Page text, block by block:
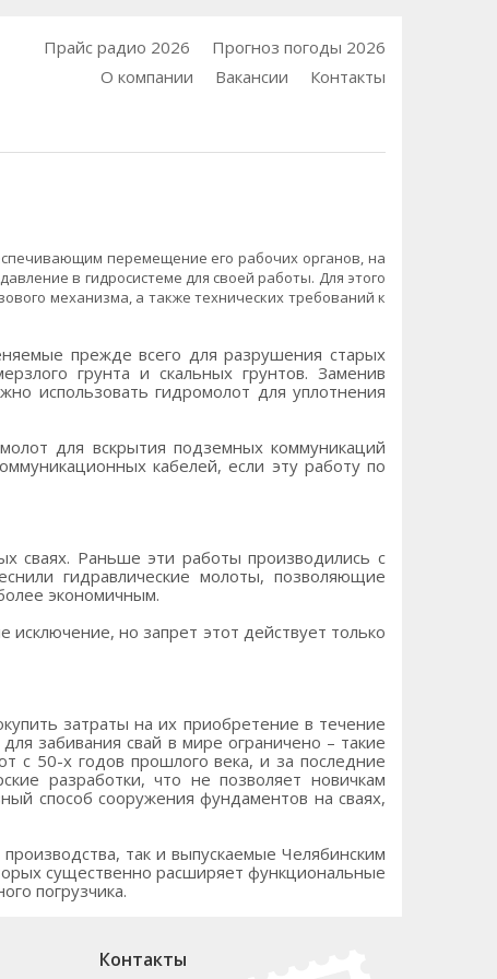
Прайс радио 2026
Прогноз погоды 2026
О компании
Вакансии Контакты
перемещение его рабочих органов, на
в гидросистеме для своей работы. Для этого
механизма, а также технических требований к
прежде всего для разрушения старых
грунта и скальных грунтов. Заменив
использовать гидромолот для уплотнения
для вскрытия подземных коммуникаций
кабелей, если эту работу по
сваях. Раньше эти работы производились с
гидравлические молоты, позволяющие
экономичным.
но запрет этот действует только
затраты на их приобретение в течение
забивания свай в мире ограничено – такие
50-х годов прошлого века, и за последние
разработки, что не позволяет новичкам
способ сооружения фундаментов на сваях,
так и выпускаемые Челябинским
существенно расширяет функциональные
погрузчика.
Контакты